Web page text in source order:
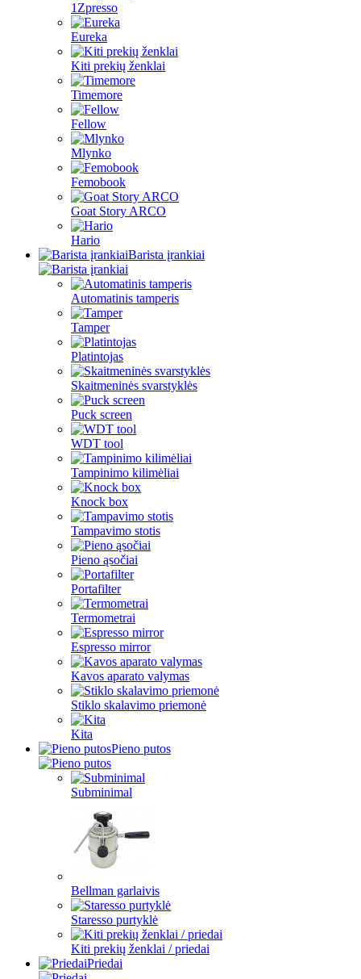
1Zpresso
Eureka
Kiti prekių ženklai
Timemore
Fellow
Mlynko
Femobook
Goat Story ARCO
Hario
Barista įrankiai
Automatinis tamperis
Tamper
Platintojas
Skaitmeninės svarstyklės
Puck screen
WDT tool
Tampinimo kilimėliai
Knock box
Tampavimo stotis
Pieno ąsočiai
Portafilter
Termometrai
Espresso mirror
Kavos aparato valymas
Stiklo skalavimo priemonė
Kita
Pieno putos
Subminimal
Bellman garlaivis
Staresso purtyklė
Kiti prekių ženklai / priedai
Priedai